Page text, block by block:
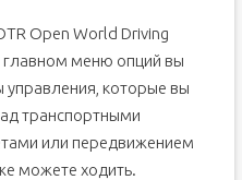
Open World Driving
меню опций вы
которые вы
транспортными
или передвижением
можете ходить.